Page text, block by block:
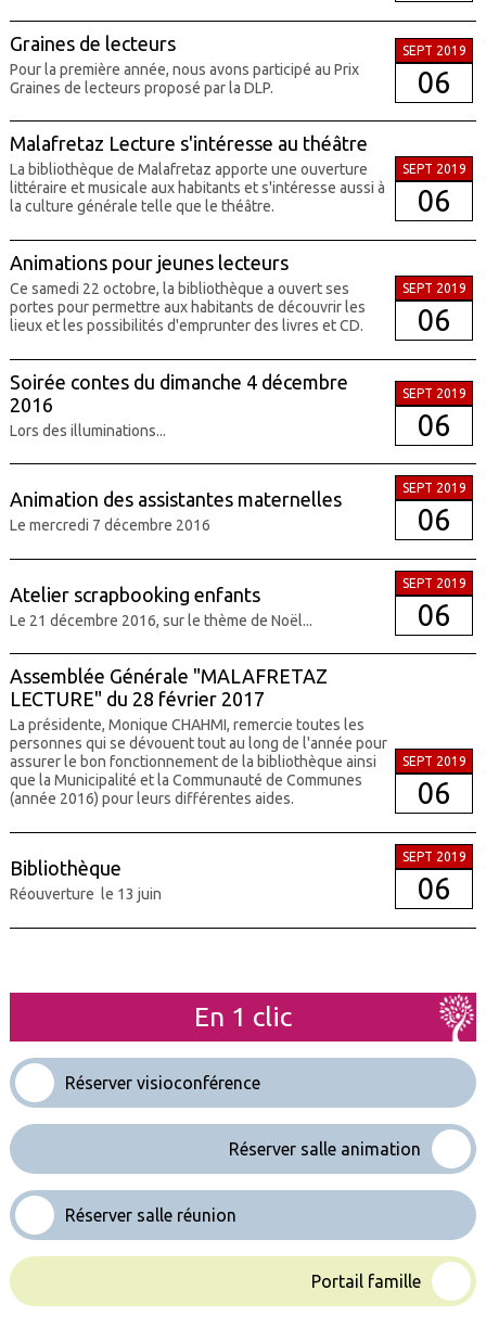
Graines de lecteurs
Pour la première année, nous avons participé au Prix
Graines de lecteurs proposé par la DLP.
SEPT 2019
06
Malafretaz Lecture s'intéresse au théâtre
La bibliothèque de Malafretaz apporte une ouverture
littéraire et musicale aux habitants et s'intéresse aussi à
la culture générale telle que le théâtre.
SEPT 2019
06
Animations pour jeunes lecteurs
Ce samedi 22 octobre, la bibliothèque a ouvert ses
portes pour permettre aux habitants de découvrir les
lieux et les possibilités d'emprunter des livres et CD.
SEPT 2019
06
Soirée contes du dimanche 4 décembre
2016
Lors des illuminations...
SEPT 2019
06
Animation des assistantes maternelles
Le mercredi 7 décembre 2016
SEPT 2019
06
Atelier scrapbooking enfants
Le 21 décembre 2016, sur le thème de Noël...
SEPT 2019
06
Assemblée Générale "MALAFRETAZ
LECTURE" du 28 février 2017
La présidente, Monique CHAHMI, remercie toutes les
personnes qui se dévouent tout au long de l'année pour
assurer le bon fonctionnement de la bibliothèque ainsi
que la Municipalité et la Communauté de Communes
(année 2016) pour leurs différentes aides.
SEPT 2019
06
Bibliothèque
Réouverture le 13 juin
SEPT 2019
06
En 1 clic
Réserver visioconférence
Réserver salle animation
Réserver salle réunion
Portail famille